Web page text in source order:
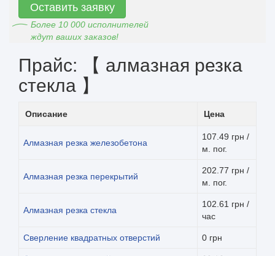
Оставить заявку
Более 10 000 исполнителей
ждут ваших заказов!
Прайс: 【 алмазная резка
стекла 】
Описание Цена
Алмазная резка железобетона
107.49 грн /
м. пог.
Алмазная резка перекрытий
202.77 грн /
м. пог.
Алмазная резка стекла
102.61 грн /
час
Сверление квадратных отверстий 0 грн